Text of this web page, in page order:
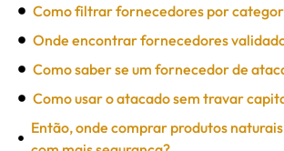
Como filtrar fornecedores por
Onde encontrar fornecedores
Como saber se um fornecedor de
Como usar o atacado sem travar
Então, onde comprar produtos